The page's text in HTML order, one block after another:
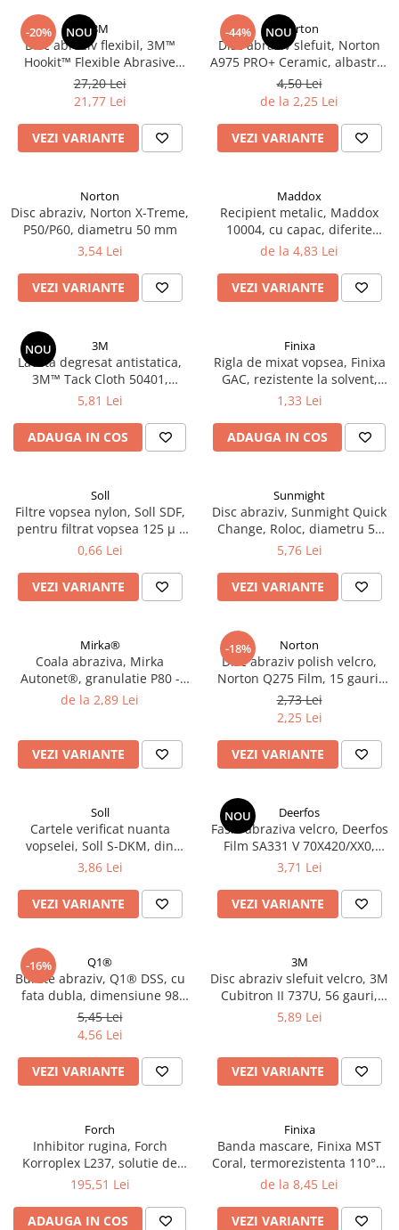
Vopsea industriala
Intaritor vopsea 2K
Vopsea Spray
2.10 LAC AUTO
Lac auto HS
Lac auto Ceramic
Lac auto Mat
Lac auto Retus
Agent de matuire
INTRETINERE CABINE VOPSIT
2.11 CORECTIE VOPSEA
Indepartat impuritati
Reconditionat suprafete
2.12 POLISHARE
Pasta polish
Bureti Trizact
Lavete polish
Faruri
2.13 REPARATIE PIELE
2.14 ORGANIZARE ATELIER
2.15 Detailing Auto
-20% NOU3M
Disc abraziv flexibil, 3M™
Hookit™ Flexible Abrasive
Foam Disc, pentru matuit ori
polish, diferite duritati P400 -
P2000, Ø 150 mm, 1 bucata
27,20 Lei
21,77 Lei
VEZI VARIANTE
-44% NOUNorton
Disc abraziv slefuit, Norton
A975 PRO+ Ceramic, albastru,
velcro Ø 150 mm
4,50 Lei
de la 2,25 Lei
VEZI VARIANTE
Norton
Disc abraziv, Norton X-Treme,
P50/P60, diametru 50 mm
3,54 Lei
VEZI VARIANTE
Maddox
Recipient metalic, Maddox
10004, cu capac, diferite
marimi
de la 4,83 Lei
VEZI VARIANTE
NOU 3M
Laveta degresat antistatica,
3M™ Tack Cloth 50401,
dimensiune 320 mm x 400
pentru vopsea pe baza de apa
5,81 Lei
ADAUGA IN COS
Finixa
Rigla de mixat vopsea, Finixa
GAC, rezistente la solvent,
lungime 23cm
1,33 Lei
ADAUGA IN COS
Soll
Filtre vopsea nylon, Soll SDF,
pentru filtrat vopsea 125 µ /
190 µ, pret 1 buc
0,66 Lei
VEZI VARIANTE
Sunmight
Disc abraziv, Sunmight Quick
Change, Roloc, diametru 50
mm
5,76 Lei
VEZI VARIANTE
Mirka®
Coala abraziva, Mirka
Autonet®, granulatie P80 -
P320, dimensiune 70 mm x
de la 2,89 Lei
VEZI VARIANTE
-18% Norton
Disc abraziv polish velcro,
Norton Q275 Film, 15 gauri,
duritate P800 - P1500,
diametru Ø 150 mm
2,73 Lei
2,25 Lei
VEZI VARIANTE
Soll
Cartele verificat nuanta
vopselei, Soll S-DKM, din
metal diferite culori, pret 1
3,86 Lei
VEZI VARIANTE
NOU Deerfos
Fasie abraziva velcro, Deerfos
Film SA331 V 70X420/XX0,
slefuire pe uscat sau umed,
3,71 Lei
VEZI VARIANTE
-16% Q1®
Burete abraziv, Q1® DSS, cu
fata dubla, dimensiune 98
mm x 120 mm x 13 mm
5,45 Lei
4,56 Lei
VEZI VARIANTE
3M
Disc abraziv slefuit velcro, 3M
Cubitron II 737U, 56 gauri,
duritate P80 - P320, diametru
5,89 Lei
VEZI VARIANTE
Forch
Inhibitor rugina, Forch
Korroplex L237, solutie de
neutralizare a ruginii,
litru
195,51 Lei
ADAUGA IN COS
Finixa
Banda mascare, Finixa MST
Coral, termorezistenta 110°C,
latime la alegere, lungime 50
de la 8,45 Lei
VEZI VARIANTE